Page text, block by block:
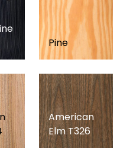
Pine
American
Elm T326